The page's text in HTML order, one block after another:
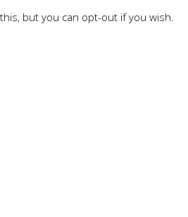
Una
but you can opt-out if you wish.